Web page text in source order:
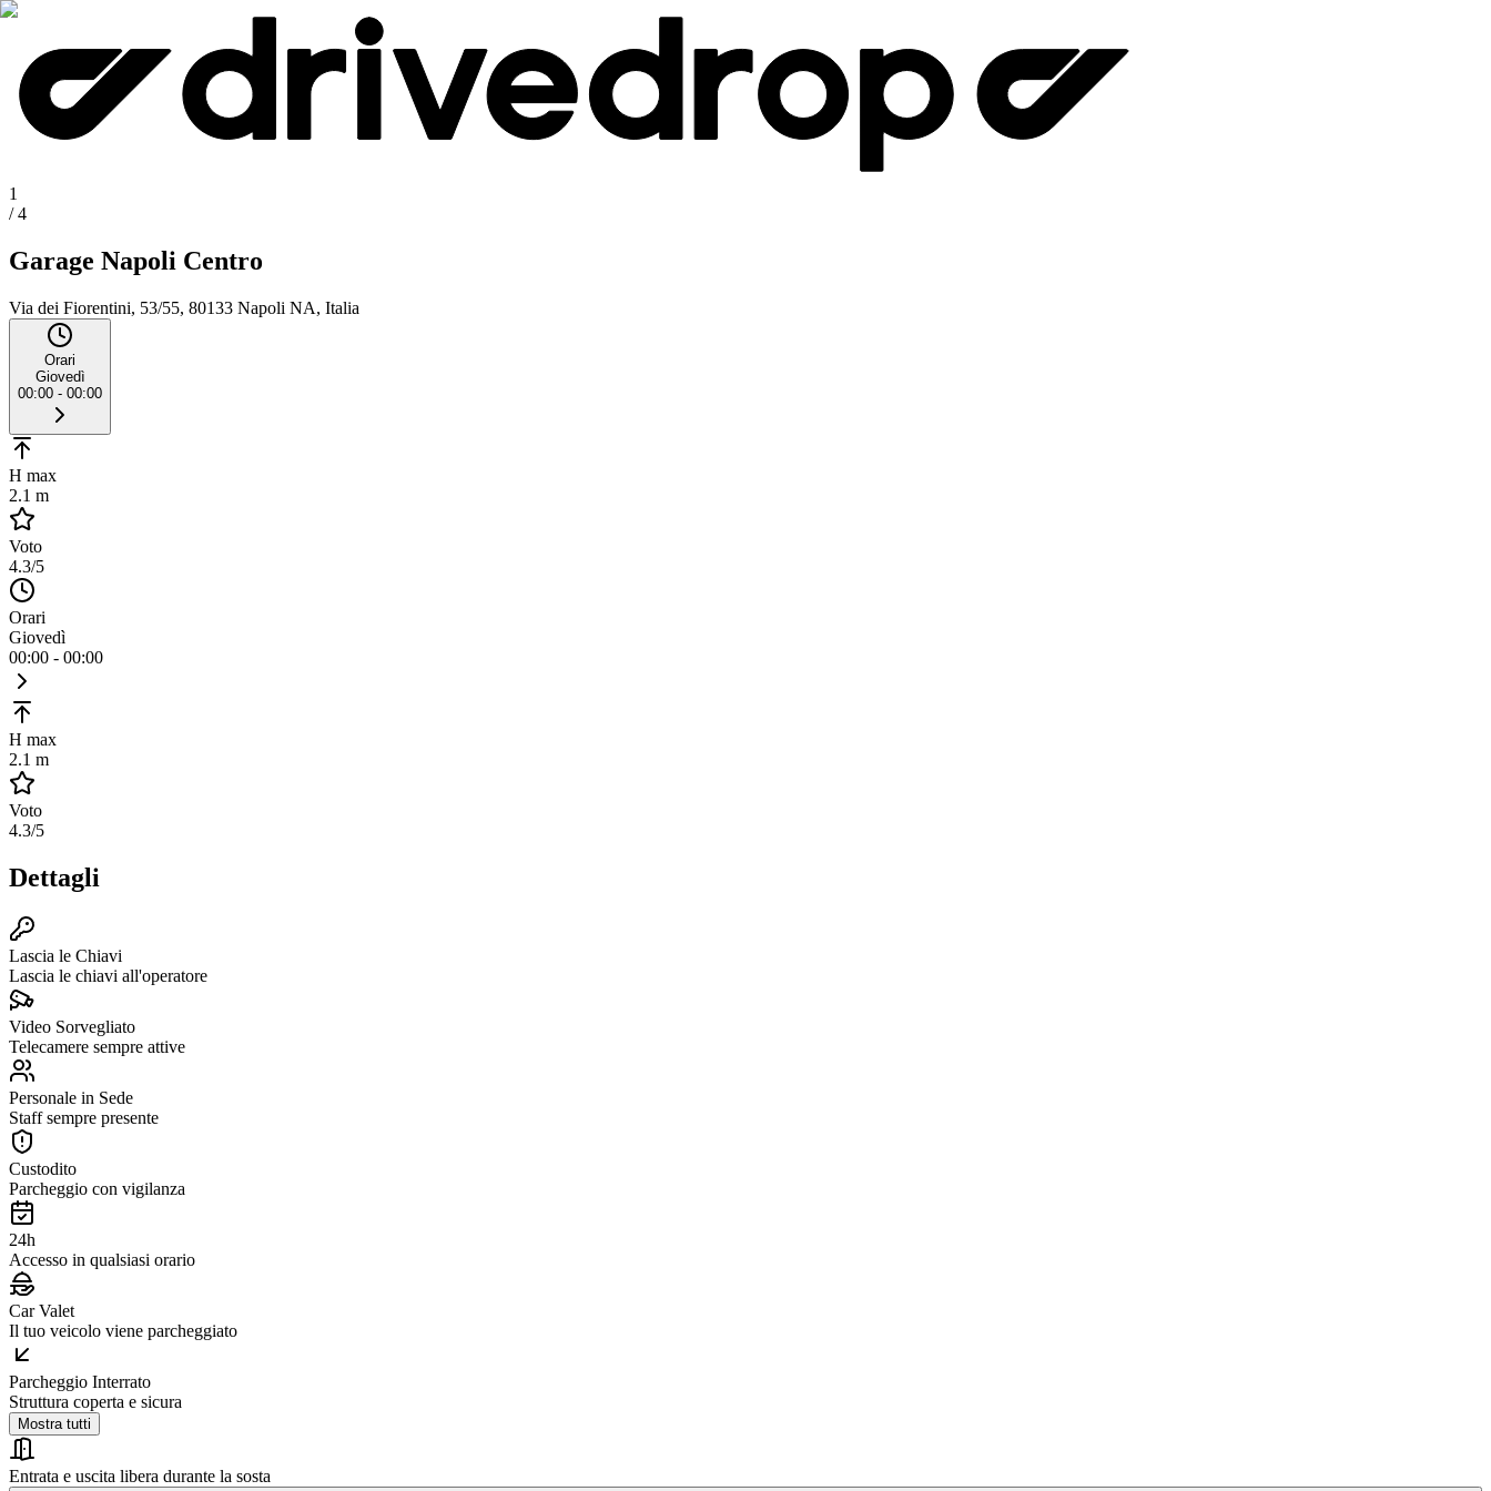
1
/4
Garage Napoli Centro
Via dei Fiorentini, 53/55, 80133 Napoli NA, Italia
Orari
Giovedì
00:00 - 00:00
H max
2.1 m
Voto
4.3/5
Orari
Giovedì
00:00 - 00:00
H max
2.1 m
Voto
4.3/5
Dettagli
Lascia le Chiavi
Lascia le chiavi all'operatore
Video Sorvegliato
Telecamere sempre attive
Personale in Sede
Staff sempre presente
Custodito
Parcheggio con vigilanza
24h
Accesso in qualsiasi orario
Car Valet
Il tuo veicolo viene parcheggiato
Parcheggio Interrato
Struttura coperta e sicura
Mostra tutti
Entrata e uscita libera durante la sosta